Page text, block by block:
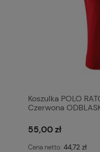
Koszulka POLO
Czerwona
55,00 zł
Cena netto: 44,72 zł